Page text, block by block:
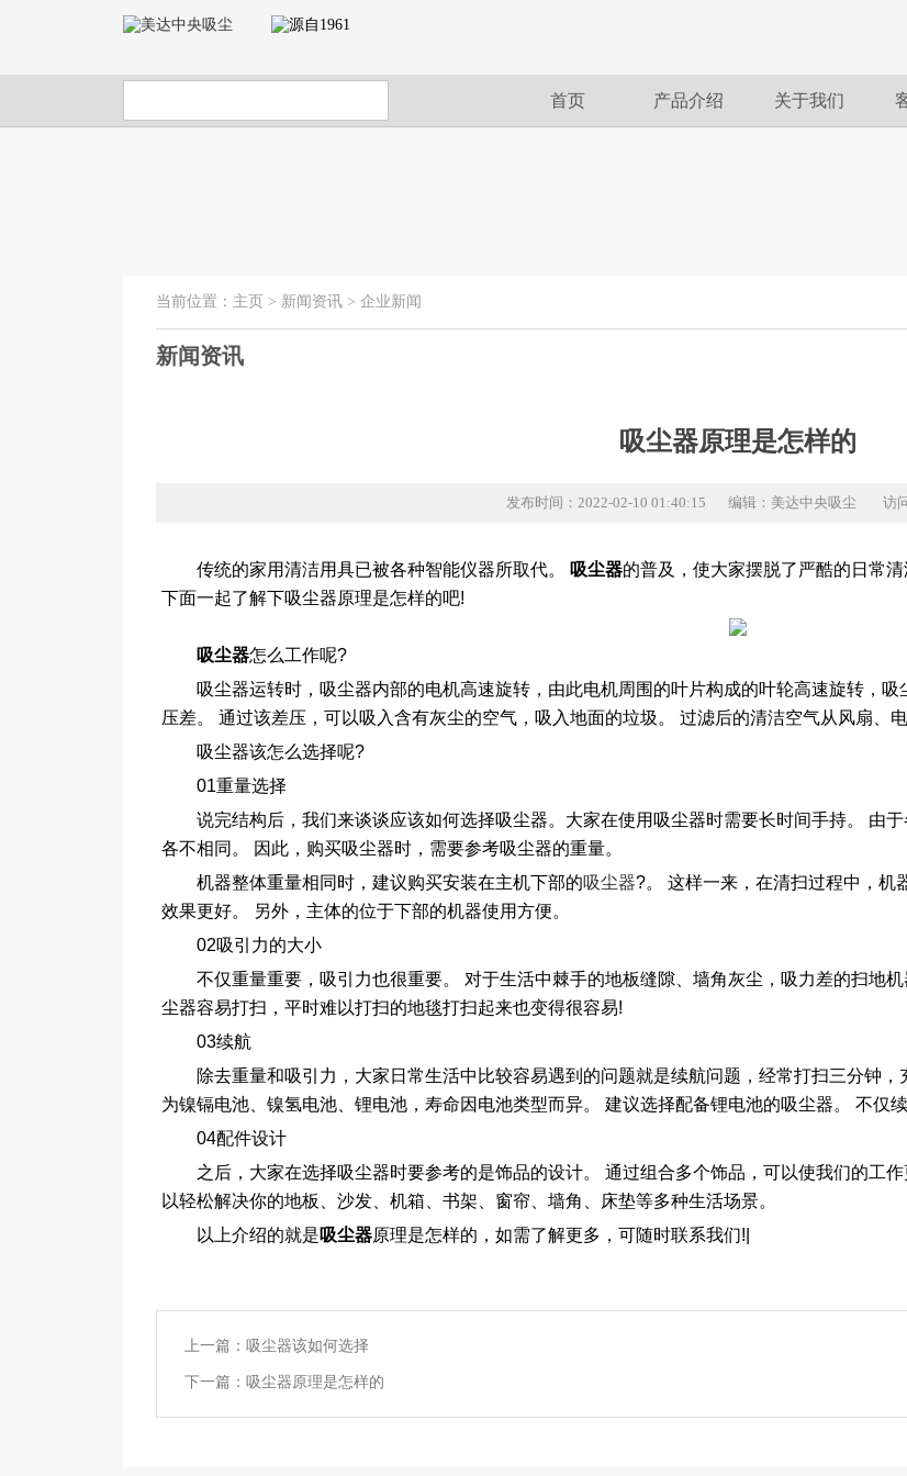
首页 产品介绍 关于我们
当前位置： 主页 > 新闻资讯 > 企业新闻
新闻资讯
吸尘器原理是怎样的
发布时间：2022-02-10 01:40:15 编辑：美达中央吸尘 访
传统的家用清洁用具已被各种智能仪器所取代。 吸尘器的普及，使大家摆脱了严酷的日常
下面一起了解下吸尘器原理是怎样的吧!
吸尘器怎么工作呢?
吸尘器运转时，吸尘器内部的电机高速旋转，由此电机周围的叶片构成的叶轮高速旋转，吸
压差。 通过该差压，可以吸入含有灰尘的空气，吸入地面的垃圾。 过滤后的清洁空气从风扇、
吸尘器该怎么选择呢?
01重量选择
说完结构后，我们来谈谈应该如何选择吸尘器。大家在使用吸尘器时需要长时间手持。 由
各不相同。 因此，购买吸尘器时，需要参考吸尘器的重量。
机器整体重量相同时，建议购买安装在主机下部的吸尘器?。 这样一来，在清扫过程中，机
效果更好。 另外，主体的位于下部的机器使用方便。
02吸引力的大小
不仅重量重要，吸引力也很重要。 对于生活中棘手的地板缝隙、墙角灰尘，吸力差的扫地机
尘器容易打扫，平时难以打扫的地毯打扫起来也变得很容易!
03续航
除去重量和吸引力，大家日常生活中比较容易遇到的问题就是续航问题，经常打扫三分钟，
为镍镉电池、镍氢电池、锂电池，寿命因电池类型而异。 建议选择配备锂电池的吸尘器。 不仅
04配件设计
之后，大家在选择吸尘器时要参考的是饰品的设计。 通过组合多个饰品，可以使我们的工作
以轻松解决你的地板、沙发、机箱、书架、窗帘、墙角、床垫等多种生活场景。
以上介绍的就是吸尘器原理是怎样的，如需了解更多，可随时联系我们!|
上一篇： 吸尘器该如何选择
下一篇： 吸尘器原理是怎样的